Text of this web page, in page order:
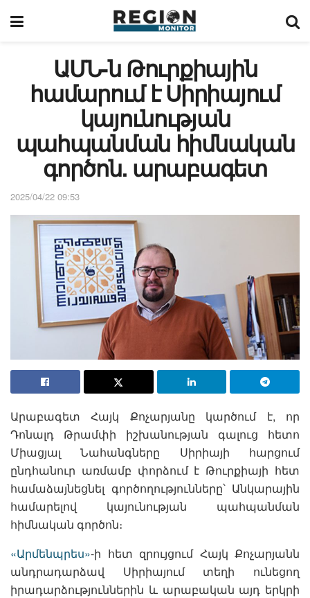
ԱՄՆ-ն Թուրքիային
համարում է Սիրիայում
կայունության
պահպանման հիմնական
գործոն. արաբագետ
2025/04/22 09:53
Արաբագետ Հայկ Քոչարյանը կարծում է, որ
Դոնալդ Թրամփի իշխանության գալուց հետո
Միացյալ Նահանգները Սիրիայի հարցում
ընդհանուր առմամբ փորձում է Թուրքիայի հետ
համաձայնեցնել գործողությունները՝ Անկարային
համարելով կայունության պահպանման
հիմնական գործոն։
«Արմենպրես»-ի հետ զրույցում Հայկ Քոչարյանն
անդրադարձավ Սիրիայում տեղի ունեցող
իրադարձություններին և արաբական այդ երկրի